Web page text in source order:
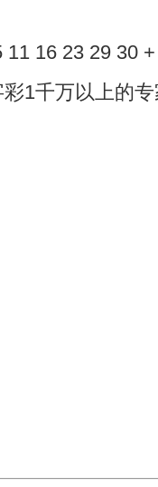
16 23 29 30 +
1千万以上的专